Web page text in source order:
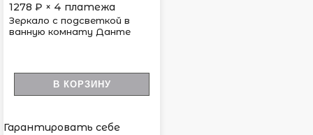
1278 ₽ × 4 платежа
Зеркало с подсветкой в
ванную комнату Данте
В КОРЗИНУ
Гарантировать себе